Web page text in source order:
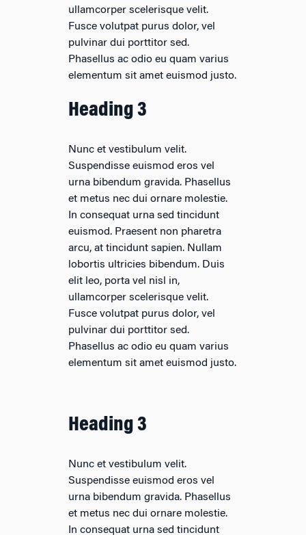
ullamcorper scelerisque velit.
Fusce volutpat purus dolor, vel
pulvinar dui porttitor sed.
Phasellus ac odio eu quam varius
elementum sit amet euismod justo.
Heading 3
Nunc et vestibulum velit.
Suspendisse euismod eros vel
urna bibendum gravida. Phasellus
et metus nec dui ornare molestie.
In consequat urna sed tincidunt
euismod. Praesent non pharetra
arcu, at tincidunt sapien. Nullam
lobortis ultricies bibendum. Duis
elit leo, porta vel nisl in,
ullamcorper scelerisque velit.
Fusce volutpat purus dolor, vel
pulvinar dui porttitor sed.
Phasellus ac odio eu quam varius
elementum sit amet euismod justo.
Heading 3
Nunc et vestibulum velit.
Suspendisse euismod eros vel
urna bibendum gravida. Phasellus
et metus nec dui ornare molestie.
In consequat urna sed tincidunt